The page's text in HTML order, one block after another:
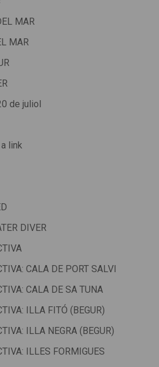
MAR
MAR
de juliol
link
DIVER
CALA DE PORT SALVI
CALA DE SA TUNA
ILLA FITÓ (BEGUR)
ILLA NEGRA (BEGUR)
ILLES FORMIGUES